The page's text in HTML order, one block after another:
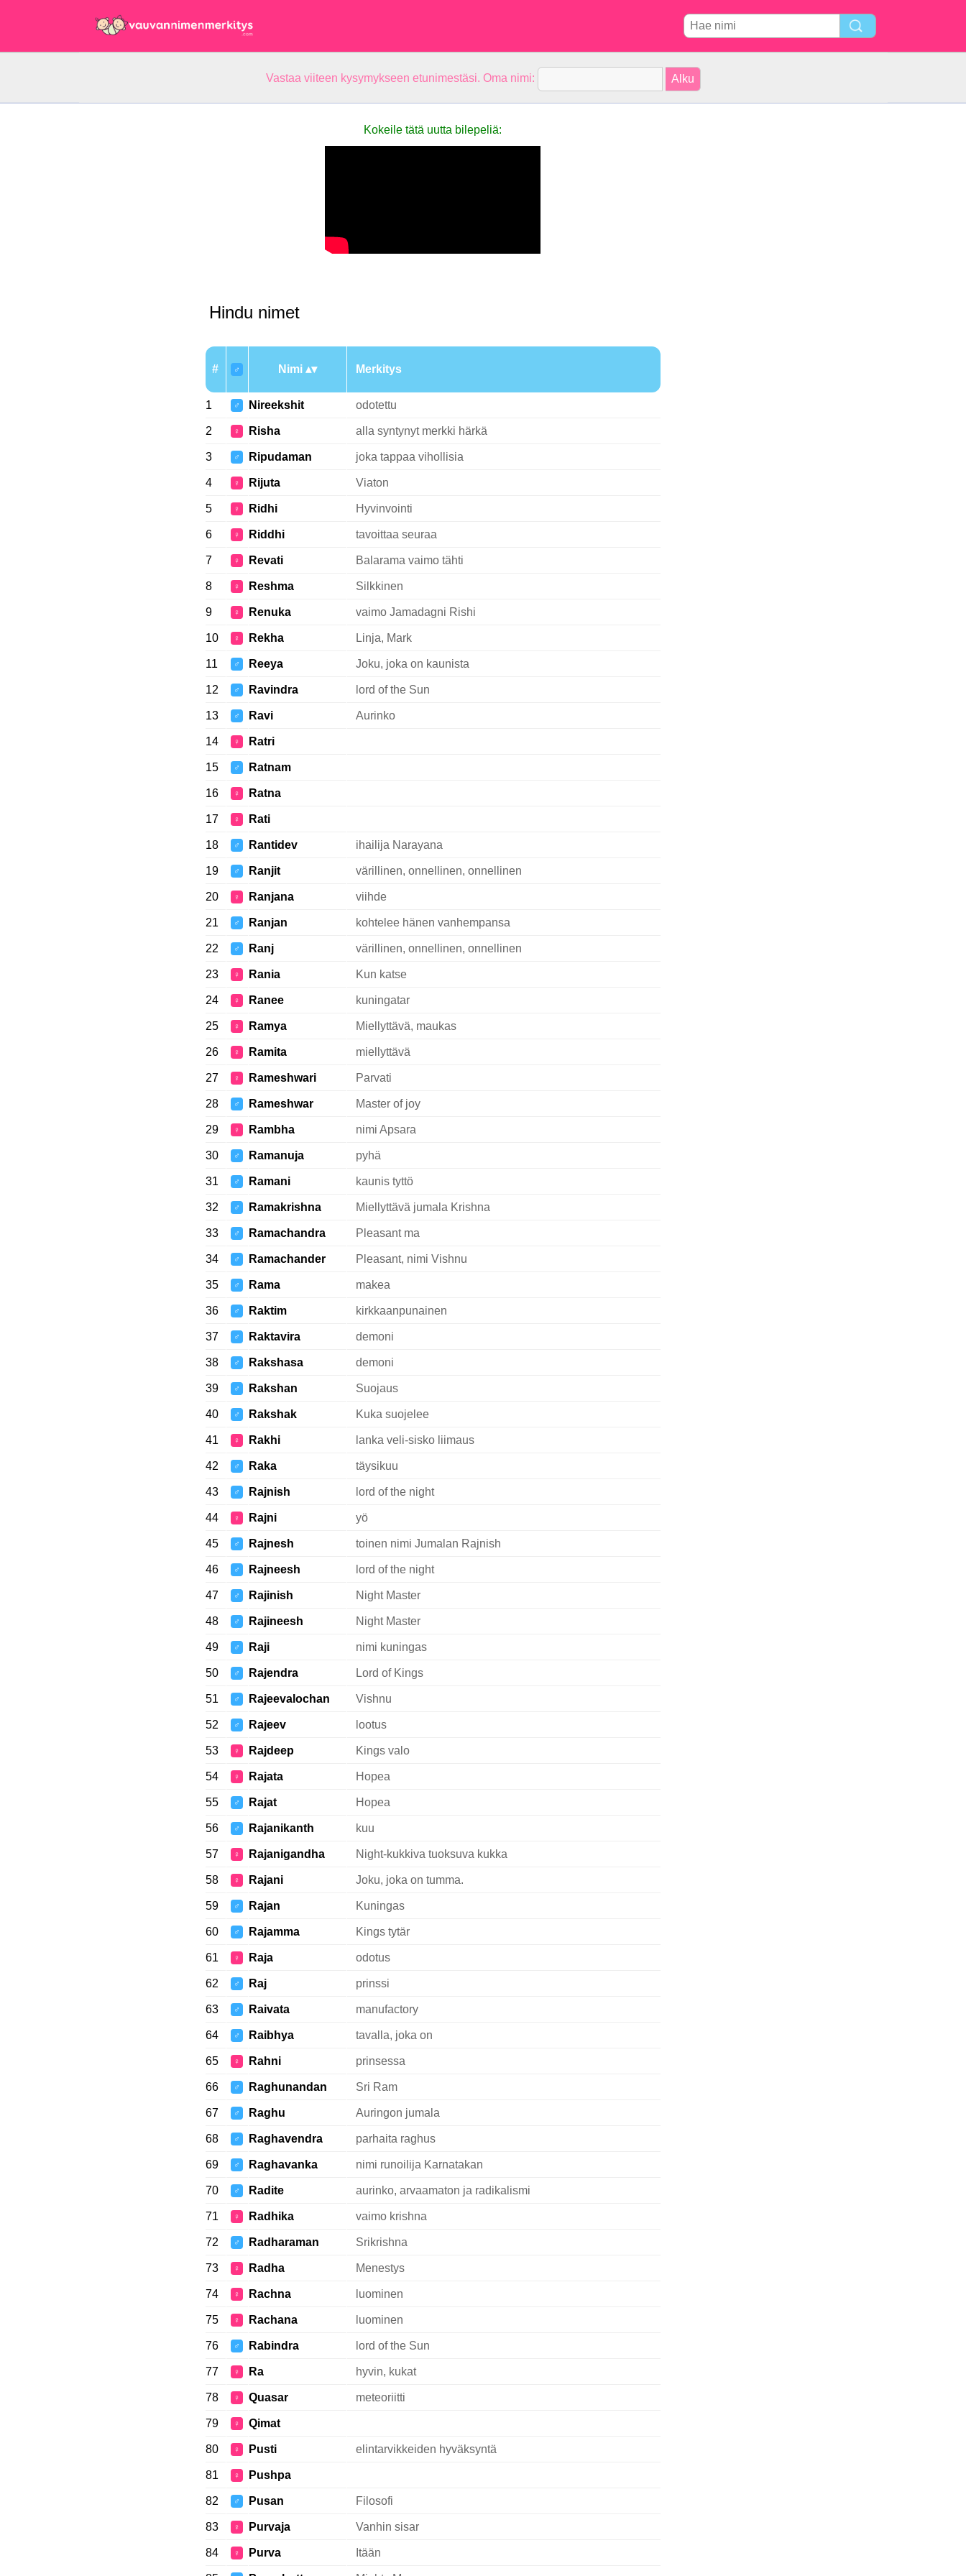
Vastaa viiteen kysymykseen etunimestäsi. Oma nimi:
Kokeile tätä uutta bilepeliä:
Hindu nimet
# ♂ Nimi Merkitys
1 ♂ Nireekshit odotettu
2 ♀ Risha alla syntynyt merkki härkä
3 ♂ Ripudaman joka tappaa vihollisia
4 ♀ Rijuta Viaton
5 ♀ Ridhi Hyvinvointi
6 ♀ Riddhi tavoittaa seuraa
7 ♀ Revati Balarama vaimo tähti
8 ♀ Reshma Silkkinen
9 ♀ Renuka vaimo Jamadagni Rishi
10 ♀ Rekha Linja, Mark
11 ♂ Reeya Joku, joka on kaunista
12 ♂ Ravindra lord of the Sun
13 ♂ Ravi Aurinko
14 ♀ Ratri
15 ♂ Ratnam
16 ♀ Ratna
17 ♀ Rati
18 ♂ Rantidev ihailija Narayana
19 ♂ Ranjit värillinen, onnellinen, onnellinen
20 ♀ Ranjana viihde
21 ♂ Ranjan kohtelee hänen vanhempansa
22 ♂ Ranj värillinen, onnellinen, onnellinen
23 ♀ Rania Kun katse
24 ♀ Ranee kuningatar
25 ♀ Ramya Miellyttävä, maukas
26 ♀ Ramita miellyttävä
27 ♀ Rameshwari Parvati
28 ♂ Rameshwar Master of joy
29 ♀ Rambha nimi Apsara
30 ♂ Ramanuja pyhä
31 ♂ Ramani kaunis tyttö
32 ♂ Ramakrishna Miellyttävä jumala Krishna
33 ♂ Ramachandra Pleasant ma
34 ♂ Ramachander Pleasant, nimi Vishnu
35 ♂ Rama makea
36 ♂ Raktim kirkkaanpunainen
37 ♂ Raktavira demoni
38 ♂ Rakshasa demoni
39 ♂ Rakshan Suojaus
40 ♂ Rakshak Kuka suojelee
41 ♀ Rakhi lanka veli-sisko liimaus
42 ♂ Raka täysikuu
43 ♂ Rajnish lord of the night
44 ♀ Rajni yö
45 ♂ Rajnesh toinen nimi Jumalan Rajnish
46 ♂ Rajneesh lord of the night
47 ♂ Rajinish Night Master
48 ♂ Rajineesh Night Master
49 ♂ Raji nimi kuningas
50 ♂ Rajendra Lord of Kings
51 ♂ Rajeevalochan Vishnu
52 ♂ Rajeev lootus
53 ♀ Rajdeep Kings valo
54 ♀ Rajata Hopea
55 ♂ Rajat Hopea
56 ♂ Rajanikanth kuu
57 ♀ Rajanigandha Night-kukkiva tuoksuva kukka
58 ♀ Rajani Joku, joka on tumma.
59 ♂ Rajan Kuningas
60 ♂ Rajamma Kings tytär
61 ♀ Raja odotus
62 ♂ Raj prinssi
63 ♂ Raivata manufactory
64 ♂ Raibhya tavalla, joka on
65 ♀ Rahni prinsessa
66 ♂ Raghunandan Sri Ram
67 ♂ Raghu Auringon jumala
68 ♂ Raghavendra parhaita raghus
69 ♂ Raghavanka nimi runoilija Karnatakan
70 ♂ Radite aurinko, arvaamaton ja radikalismi
71 ♀ Radhika vaimo krishna
72 ♂ Radharaman Srikrishna
73 ♀ Radha Menestys
74 ♀ Rachna luominen
75 ♀ Rachana luominen
76 ♂ Rabindra lord of the Sun
77 ♀ Ra hyvin, kukat
78 ♀ Quasar meteoriitti
79 ♀ Qimat
80 ♀ Pusti elintarvikkeiden hyväksyntä
81 ♀ Pushpa
82 ♂ Pusan Filosofi
83 ♀ Purvaja Vanhin sisar
84 ♀ Purva Itään